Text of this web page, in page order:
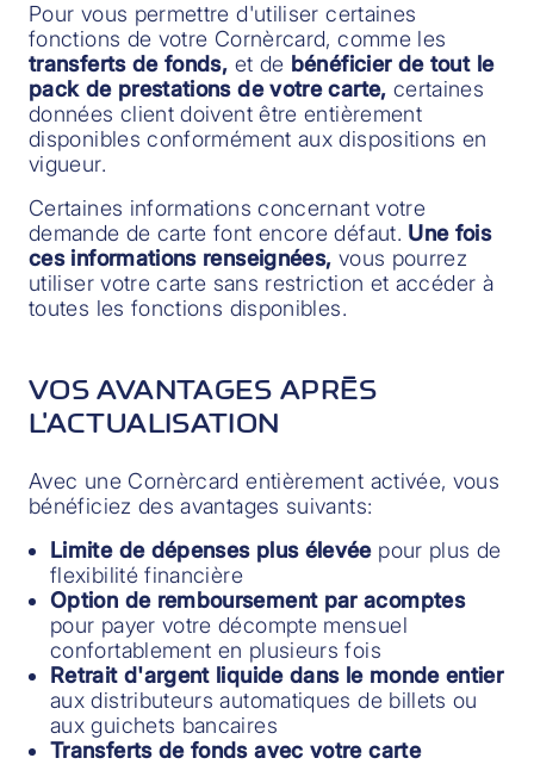
Pour vous permettre d'utiliser certaines
fonctions de votre Cornèrcard, comme les
transferts de fonds, et de bénéficier de tout le
pack de prestations de votre carte, certaines
données client doivent être entièrement
disponibles conformément aux dispositions en
vigueur.
Certaines informations concernant votre
demande de carte font encore défaut. Une fois
ces informations renseignées, vous pourrez
utiliser votre carte sans restriction et accéder à
toutes les fonctions disponibles.
VOS AVANTAGES APRÈS
L'ACTUALISATION
Avec une Cornèrcard entièrement activée, vous
bénéficiez des avantages suivants:
Limite de dépenses plus élevéepour plus de
flexibilité financière
Option de remboursement par acomptes
pour payer votre décompte mensuel
confortablement en plusieurs fois
Retrait d'argent liquide dans le monde entier
aux distributeurs automatiques de billets ou
aux guichets bancaires
Transferts de fonds avec votre carte